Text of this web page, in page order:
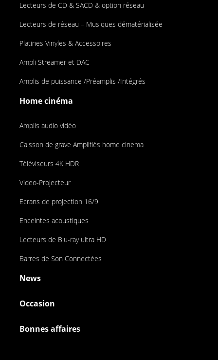
Lecteurs de CD & SACD & option réseau
Lecteurs de réseau – Musiques dématérialisée
Platines Vinyles & Accessoires
Ampli Streamer et DAC
Amplis de puissance /Préamplis /Intégrés
Home cinéma
Amplis audio vidéo
Caisson de grave Amplifiés home cinema
Téléviseurs 4K HDR
Video-Projecteur
Ecrans de projection 16/9
Enceintes acoustiques
Lecteurs de Blu-ray ultra HD
Barres de Son Connectées
News
Occasion
Bonnes affaires